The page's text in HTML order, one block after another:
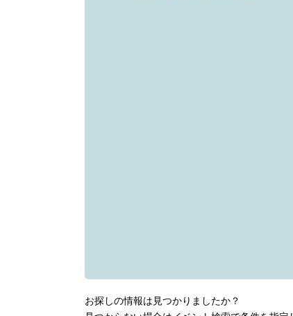
お探しの情報は見つかりましたか？